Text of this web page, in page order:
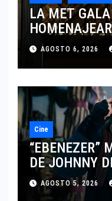
LA MET
MARCANDO
DEL
AGOSTO 6, 2026
Cine
“EBENEZER”
DE JOHNNY
TRAS SU
AGOSTO 5, 2026